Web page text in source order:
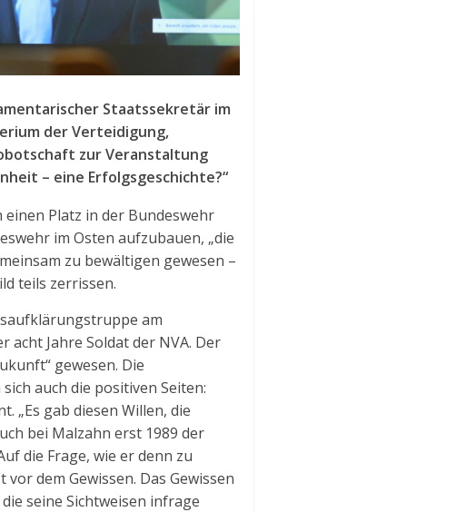
Staatssekretär im
der Verteidigung,
zur Veranstaltung
– eine Erfolgsgeschichte?“
einen Platz in der Bundeswehr
im Osten aufzubauen, „die
zu bewältigen gewesen –
teils zerrissen.
am
Jahre Soldat der NVA. Der
gewesen. Die
auch die positiven Seiten:
„Es gab diesen Willen, die
bei Malzahn erst 1989 der
die Frage, wie er denn zu
dem Gewissen. Das Gewissen
seine Sichtweisen infrage